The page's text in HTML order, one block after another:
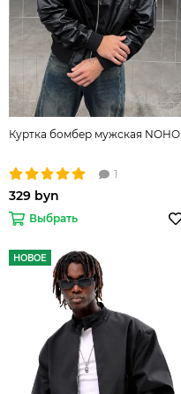
Куртка бомбер мужская NOHO
1
329 byn
Выбрать
НОВОЕ